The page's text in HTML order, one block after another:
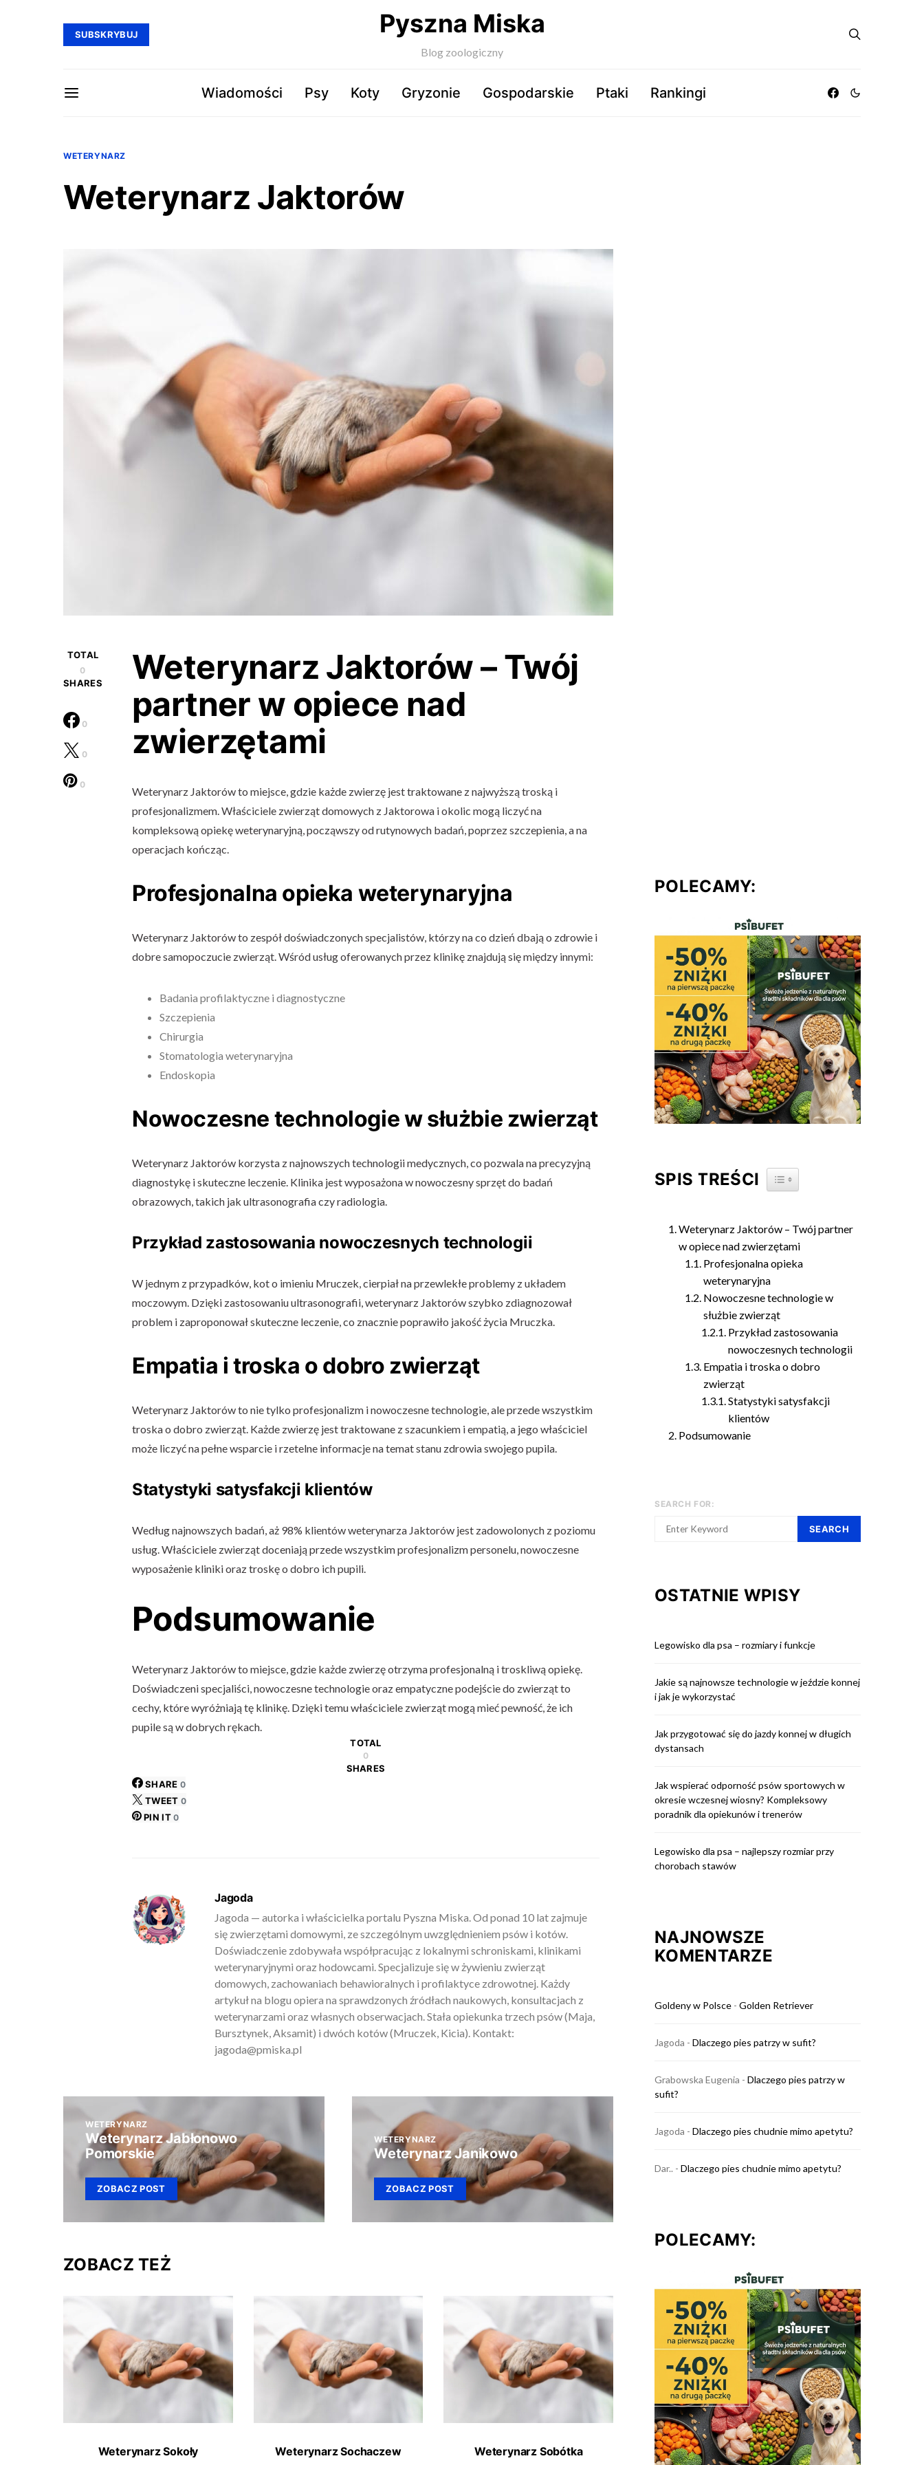
SUBSKRYBUJ Pyszna Miska
Blog zoologiczny
Wiadomości Psy Koty Gryzonie Gospodarskie Ptaki Rankingi
WETERYNARZ
Weterynarz Jaktorów
TOTAL
0
SHARES
0
0
0
Weterynarz Jaktorów – Twój
partner w opiece nad
zwierzętami
Weterynarz Jaktorów to miejsce, gdzie każde zwierzę jest traktowane z najwyższą troską i
profesjonalizmem. Właściciele zwierząt domowych z Jaktorowa i okolic mogą liczyć na
kompleksową opiekę weterynaryjną, począwszy od rutynowych badań, poprzez szczepienia, a na
operacjach kończąc.
Profesjonalna opieka weterynaryjna
Weterynarz Jaktorów to zespół doświadczonych specjalistów, którzy na co dzień dbają o zdrowie i
dobre samopoczucie zwierząt. Wśród usług oferowanych przez klinikę znajdują się między innymi:
Badania profilaktyczne i diagnostyczne
Szczepienia
Chirurgia
Stomatologia weterynaryjna
Endoskopia
Nowoczesne technologie w służbie zwierząt
Weterynarz Jaktorów korzysta z najnowszych technologii medycznych, co pozwala na precyzyjną
diagnostykę i skuteczne leczenie. Klinika jest wyposażona w nowoczesny sprzęt do badań
obrazowych, takich jak ultrasonografia czy radiologia.
Przykład zastosowania nowoczesnych technologii
W jednym z przypadków, kot o imieniu Mruczek, cierpiał na przewlekłe problemy z układem
moczowym. Dzięki zastosowaniu ultrasonografii, weterynarz Jaktorów szybko zdiagnozował
problem i zaproponował skuteczne leczenie, co znacznie poprawiło jakość życia Mruczka.
Empatia i troska o dobro zwierząt
Weterynarz Jaktorów to nie tylko profesjonalizm i nowoczesne technologie, ale przede wszystkim
troska o dobro zwierząt. Każde zwierzę jest traktowane z szacunkiem i empatią, a jego właściciel
może liczyć na pełne wsparcie i rzetelne informacje na temat stanu zdrowia swojego pupila.
Statystyki satysfakcji klientów
Według najnowszych badań, aż 98% klientów weterynarza Jaktorów jest zadowolonych z poziomu
usług. Właściciele zwierząt doceniają przede wszystkim profesjonalizm personelu, nowoczesne
wyposażenie kliniki oraz troskę o dobro ich pupili.
Podsumowanie
Weterynarz Jaktorów to miejsce, gdzie każde zwierzę otrzyma profesjonalną i troskliwą opiekę.
Doświadczeni specjaliści, nowoczesne technologie oraz empatyczne podejście do zwierząt to
cechy, które wyróżniają tę klinikę. Dzięki temu właściciele zwierząt mogą mieć pewność, że ich
pupile są w dobrych rękach.
TOTAL
0
SHARES
SHARE 0
TWEET 0
PIN IT 0
Jagoda
Jagoda — autorka i właścicielka portalu Pyszna Miska. Od ponad 10 lat zajmuje
się zwierzętami domowymi, ze szczególnym uwzględnieniem psów i kotów.
Doświadczenie zdobywała współpracując z lokalnymi schroniskami, klinikami
weterynaryjnymi oraz hodowcami. Specjalizuje się w żywieniu zwierząt
domowych, zachowaniach behawioralnych i profilaktyce zdrowotnej. Każdy
artykuł na blogu opiera na sprawdzonych źródłach naukowych, konsultacjach z
weterynarzami oraz własnych obserwacjach. Stała opiekunka trzech psów (Maja,
Bursztynek, Aksamit) i dwóch kotów (Mruczek, Kicia). Kontakt:
jagoda@pmiska.pl
WETERYNARZ
Weterynarz Jabłonowo
Pomorskie
ZOBACZ POST
WETERYNARZ
Weterynarz Janikowo
ZOBACZ POST
ZOBACZ TEŻ
Weterynarz Sokoły Weterynarz Sochaczew Weterynarz Sobótka Weterynarz Pieńsk
Weterynarz
POLECAMY:
SPIS TREŚCI TOGGLE TABLE OF CONTENT
Weterynarz Jaktorów – Twój partner
w opiece nad zwierzętami
Profesjonalna opieka
weterynaryjna
Nowoczesne technologie w
służbie zwierząt
Przykład zastosowania
nowoczesnych technologii
Empatia i troska o dobro
zwierząt
Statystyki satysfakcji
klientów
Podsumowanie
SEARCH FOR:
SEARCH
OSTATNIE WPISY
Legowisko dla psa – rozmiary i funkcje
Jakie są najnowsze technologie w jeździe konnej
i jak je wykorzystać
Jak przygotować się do jazdy konnej w długich
dystansach
Jak wspierać odporność psów sportowych w
okresie wczesnej wiosny? Kompleksowy
poradnik dla opiekunów i trenerów
Legowisko dla psa – najlepszy rozmiar przy
chorobach stawów
NAJNOWSZE
KOMENTARZE
Goldeny w Polsce - Golden Retriever
Jagoda - Dlaczego pies patrzy w sufit?
Grabowska Eugenia - Dlaczego pies patrzy w
sufit?
Jagoda - Dlaczego pies chudnie mimo apetytu?
Dar.. - Dlaczego pies chudnie mimo apetytu?
POLECAMY: